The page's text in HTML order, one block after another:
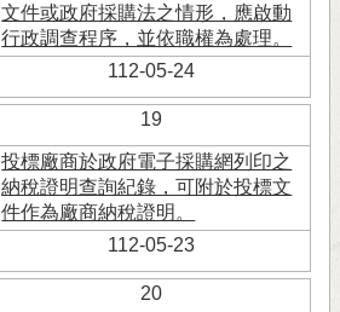
文件或政府採購法之情形，應啟動
行政調查程序，並依職權為處理。
112-05-24
19
投標廠商於政府電子採購網列印之
納稅證明查詢紀錄，可附於投標文
件作為廠商納稅證明。
112-05-23
20